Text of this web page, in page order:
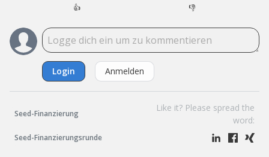
👍 👎
Login Anmelden
Seed-Finanzierung
Seed-Finanzierungsrunde
Like it? Please spread the
word: